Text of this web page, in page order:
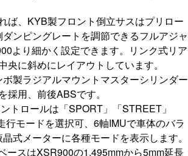
ば、KYB製フロント倒立サスはプリロー
ダンピングレートを調節できるフルアジャ
より細かく設定できます。リンク式リア
央に斜めにレイアウトしています。
製ラジアルマウントマスターシリンダー
を採用、前後ABSです。
トロールは「SPORT」「STREET」
行モードを選択可、6軸IMUで車体のバラ
式メーターに各種モードを表示します。
ースはXSR900の1,495mmから5mm延長